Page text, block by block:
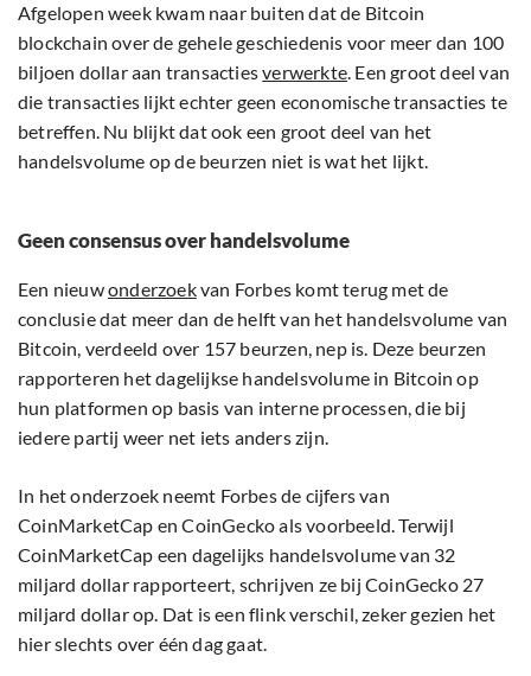
Afgelopen week kwam naar buiten dat de Bitcoin
blockchain over de gehele geschiedenis voor meer dan 100
biljoen dollar aan transactiesverwerkte. Een groot deel van
die transacties lijkt echter geen economische transacties te
betreffen. Nu blijkt dat ook een groot deel van het
handelsvolume op de beurzen niet is wat het lijkt.
Geen consensus over handelsvolume
Een nieuwonderzoekvan Forbes komt terug met de
conclusie dat meer dan de helft van het handelsvolume van
Bitcoin, verdeeld over 157 beurzen, nep is. Deze beurzen
rapporteren het dagelijkse handelsvolume in Bitcoin op
hun platformen op basis van interne processen, die bij
iedere partij weer net iets anders zijn.
In het onderzoek neemt Forbes de cijfers van
CoinMarketCap en CoinGecko als voorbeeld. Terwijl
CoinMarketCap een dagelijks handelsvolume van 32
miljard dollar rapporteert, schrijven ze bij CoinGecko 27
miljard dollar op. Dat is een flink verschil, zeker gezien het
hier slechts over één dag gaat.